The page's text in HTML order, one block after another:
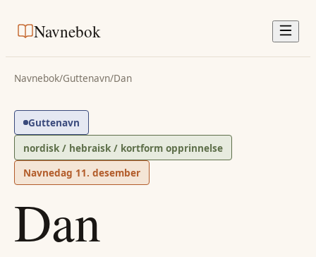
Navnebok
Navnebok/Guttenavn/Dan
Guttenavn
nordisk / hebraisk / kortform opprinnelse
Navnedag 11. desember
Dan